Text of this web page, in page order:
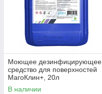
Моющее дезинфицирующее
средство для поверхностей
МагоКлин+, 20л
В наличии